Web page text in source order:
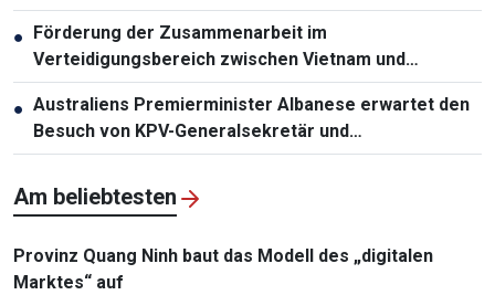
●
Förderung der Zusammenarbeit im
Verteidigungsbereich zwischen Vietnam und
Malaysia
● Australiens Premierminister Albanese erwartet den
Besuch von KPV-Generalsekretär und
Staatspräsident To Lam
Am beliebtesten
Provinz Quang Ninh baut das Modell des „digitalen
Marktes“ auf